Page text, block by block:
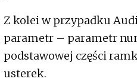
Z kolei w przypadku
parametr – parametr
podstawowej części
usterek.